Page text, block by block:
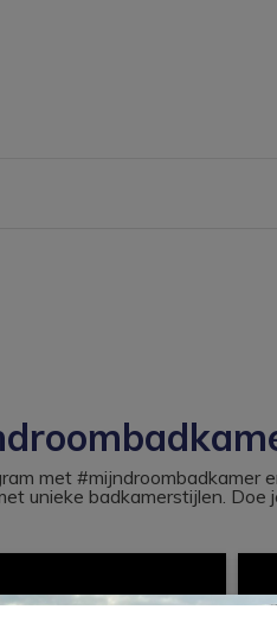
met #mijndroombadkamer
unieke badkamerstijlen. Doe